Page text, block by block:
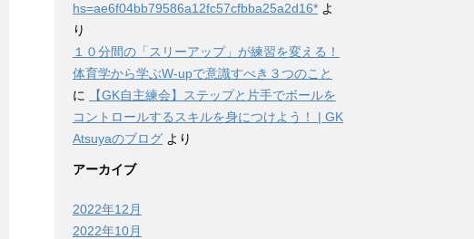
hs=ae6f04bb79586a12fc57cfbba25a2d16* よ
り
１０分間の「スリーアップ」が練習を変える！
体育学から学ぶW-upで意識すべき３つのこと
に
【GK自主練会】ステップと片手でボールを
コントロールするスキルを身につけよう！ | GK
Atsuyaのブログ より
アーカイブ
2022年12月
2022年10月